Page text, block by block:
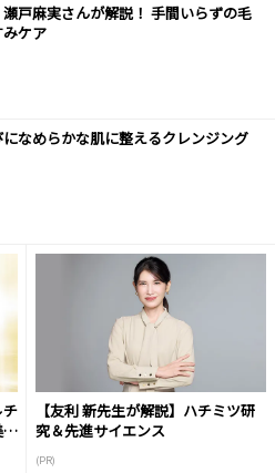
戸麻実さんが解説！ 手間いらずの毛
ケア
なめらかな肌に整えるクレンジング
【友利 新先生が解説】ハチミツ研
究＆先進サイエンス
(PR)